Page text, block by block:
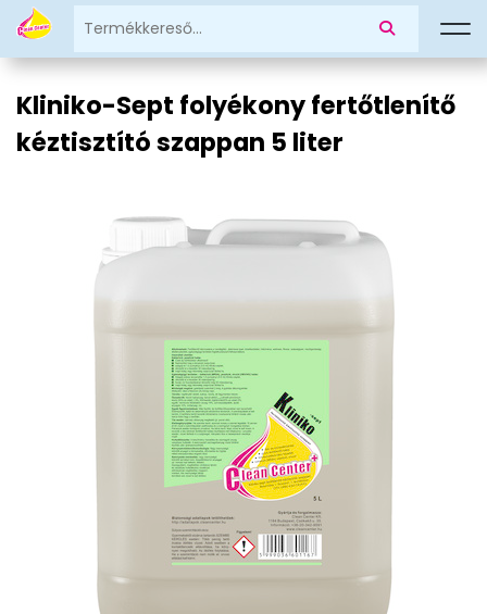
Kliniko-Sept folyékony fertőtlenítő
kéztisztító szappan 5 liter